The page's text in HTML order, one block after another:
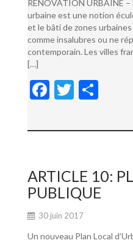
RENOVATION URBAINE
urbaine est une notion
et le bâti de zones
comme insalubres ou ne
contemporain. Les villes
[…]
F
e
o
o
k
T
itt ta
er
ARTICLE 10:
PUBLIQUE
30 juin 2017
Un nouveau Plan Local